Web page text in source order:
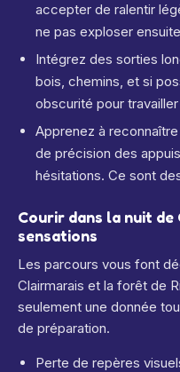
accepter de ralentir
ne pas exploser
Intégrez des sorties
bois, chemins, et si
obscurité pour
Apprenez à
de précision des
hésitations. Ce sont
Courir dans la nuit de
sensations
Les parcours vous font
Clairmarais et la forêt de
seulement une donnée
de préparation.
Perte de repères